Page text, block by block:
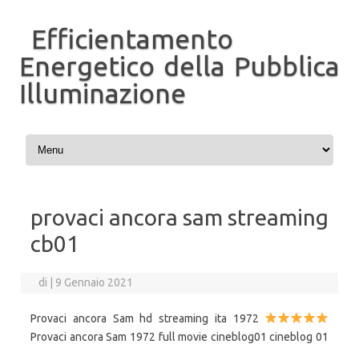
Efficientamento
Energetico della Pubblica
Illuminazione
Vai al contenuto
provaci ancora sam streaming
cb01
di 9 Gennaio 2021
Provaci ancora Sam hd streaming ita 1972
Provaci ancora Sam 1972 full movie cineblog01 cineblog 01